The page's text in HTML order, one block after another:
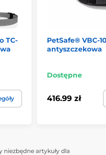
niej. Obroża waży
TC-
PetSafe® VBC-
antyszczekowa
Dostępne
416.99 zł
artykuły dla